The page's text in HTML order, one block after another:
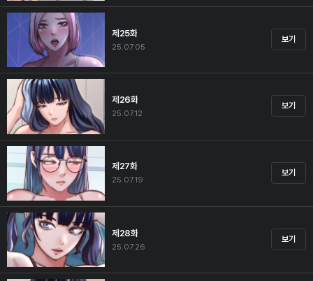
제25화
25.07.05
보기
제26화
25.07.12
보기
제27화
25.07.19
보기
제28화
25.07.26
보기